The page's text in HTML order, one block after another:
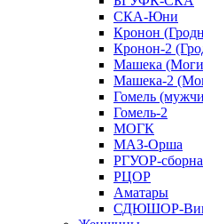
СКА-Юни
Кронон
Кронон-2
Машека
Машека-2
Гомель
Гомель-2
МОГК
МАЗ-Орша
РГУОР-
РЦОР
Аматары
СДЮШОР-